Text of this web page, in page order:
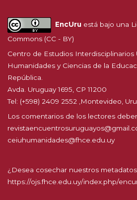
EncUru está bajo una
Commons (CC - BY)
Centro de Estudios Interdisciplinarios
Humanidades y Ciencias de la
República.
Avda. Uruguay 1695, CP 11200
Tel: (+598) 2409 2552 ,Montevideo,
Los comentarios de los lectores
ceiuhumanidades@fhce.edu.uy
¿Desea cosechar nuestros
https://ojs.fhce.edu.uy/index.php/